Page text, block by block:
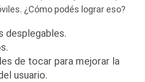
¿Cómo podés lograr eso?
desplegables.
de tocar para mejorar la
usuario.